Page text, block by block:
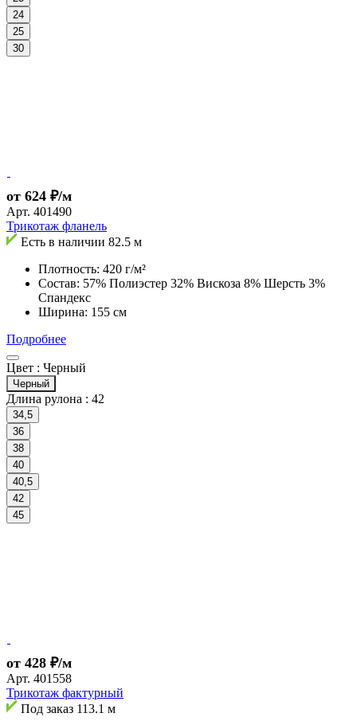
24
25
30
от 624 ₽/м
Арт. 401490
Трикотаж фланель
Есть в наличии 82.5 м
Плотность: 420 г/м²
Состав: 57% Полиэстер 32% Вискоза 8% Шерсть 3%
Спандекс
Ширина: 155 см
Подробнее
Цвет : Черный
Черный
Длина рулона : 42
34,5
36
38
40
40,5
42
45
от 428 ₽/м
Арт. 401558
Трикотаж фактурный
Под заказ 113.1 м